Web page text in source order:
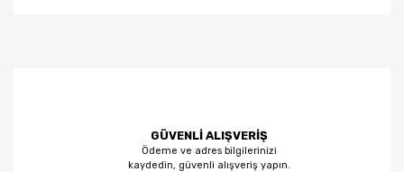
GÜVENLİ ALIŞVERİŞ
Ödeme ve adres bilgilerinizi
kaydedin, güvenli alışveriş yapın.